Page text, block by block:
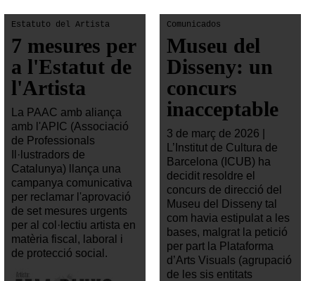
Estatuto del Artista
7 mesures per
a l'Estatut de
l'Artista
La PAAC amb aliança
amb l'APIC (Associació
de Professionals
Il·lustradors de
Catalunya) llança una
campanya comunicativa
per reclamar l'aprovació
de set mesures urgents
per al col·lectiu artista en
matèria fiscal, laboral i
de protecció social.
Comunicados
Museu del
Disseny: un
concurs
inacceptable
3 de març de 2026 |
L’Institut de Cultura de
Barcelona (ICUB) ha
decidit resoldre el
concurs de direcció del
Museu del Disseny tal
com havia estipulat a les
bases, malgrat la petició
per part la Plataforma
d’Arts Visuals (agrupació
de les sis entitats